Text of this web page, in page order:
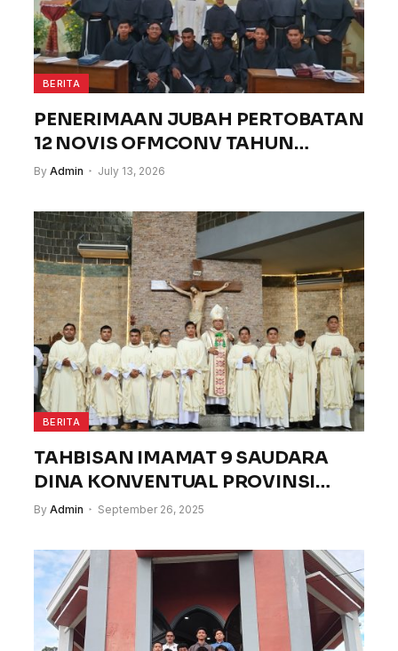
BERITA
PENERIMAAN JUBAH PERTOBATAN
12 NOVIS OFMCONV TAHUN
FORMASI 2026/2027
By Admin July 13, 2026
BERITA
TAHBISAN IMAMAT 9 SAUDARA
DINA KONVENTUAL PROVINSI
MARIA TAK BERNODA –
By Admin September 26, 2025